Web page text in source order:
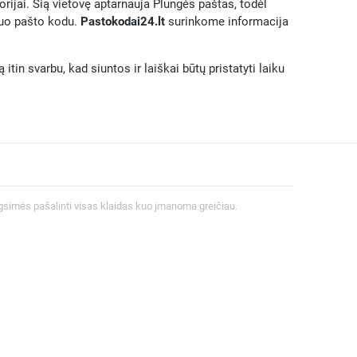
Šią vietovę aptarnauja Plungės paštas, todėl
pašto kodu. Pastokodai24.lt surinkome informacija
itin svarbu, kad siuntos ir laiškai būtų pristatyti laiku
pašalinti visas klaidas kuo įmanoma greičiau.